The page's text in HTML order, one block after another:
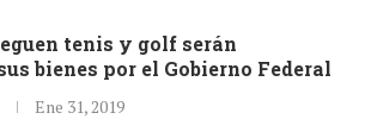
tenis y golf serán
bienes por el Gobierno Federal
Ene 31, 2019